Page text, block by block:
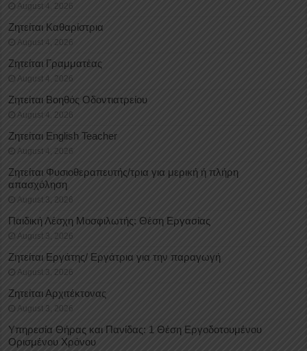
August 4, 2026
Ζητείται Καθαρίστρια
August 4, 2026
Ζητείται Γραμματέας
August 4, 2026
Ζητείται Βοηθός Οδοντιατρείου
August 4, 2026
Ζητείται English Teacher
August 4, 2026
Ζητείται Φυσιοθεραπευτής/τρια για μερική ή πλήρη
απασχόληση
August 3, 2026
Παιδική Λέσχη Μοσφιλωτής: Θέση Εργασίας
August 3, 2026
Ζητείται Εργάτης/ Εργάτρια για την παραγωγή
August 3, 2026
Ζητείται Αρχιτέκτονας
August 3, 2026
Υπηρεσία Θήρας και Πανίδας: 1 Θέση Eργοδοτουμένου
Oρισμένου Xρόνου